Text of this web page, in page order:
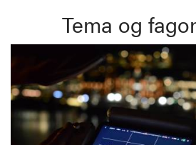
Tema og